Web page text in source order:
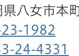
八女市本
1982
24-4331